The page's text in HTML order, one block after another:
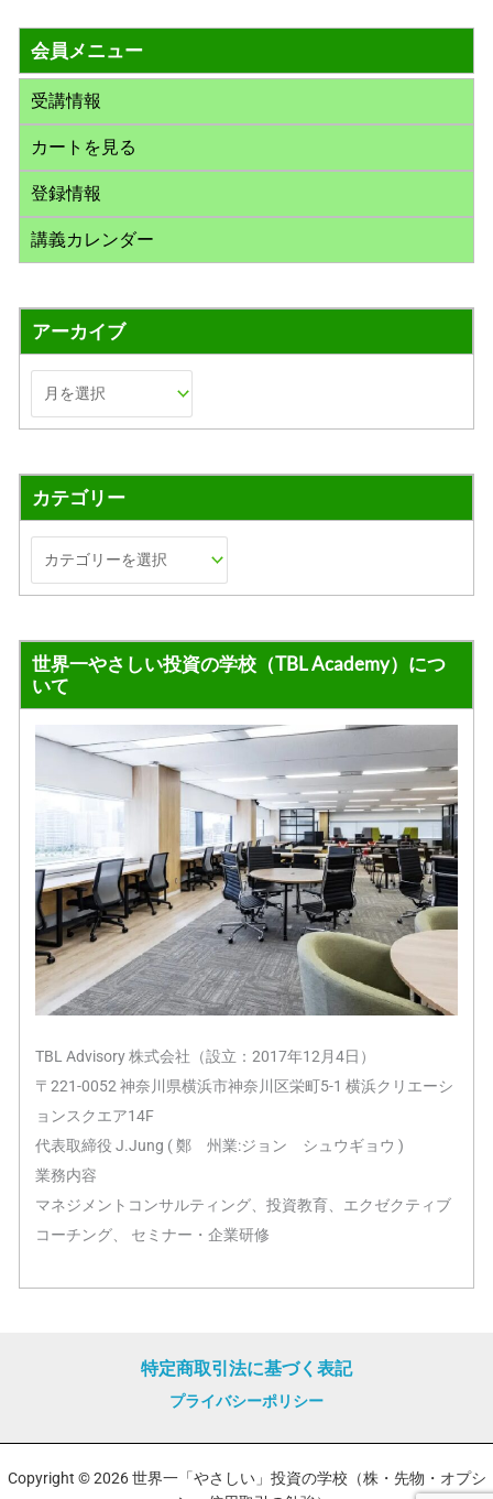
象
:
会員メニュー
受講情報
カートを見る
登録情報
講義カレンダー
アーカイブ
カテゴリー
世界一やさしい投資の学校（TBL Academy）につ
いて
TBL Advisory 株式会社（設立：2017年12月4日）
〒221-0052 神奈川県横浜市神奈川区栄町5-1 横浜クリエーシ
ョンスクエア14F
代表取締役 J.Jung ( 鄭 州業:ジョン シュウギョウ )
業務内容
マネジメントコンサルティング、投資教育、エクゼクティブ
コーチング、 セミナー・企業研修
特定商取引法に基づく表記
プライバシーポリシー
Copyright © 2026 世界一「やさしい」投資の学校（株・先物・オプシ